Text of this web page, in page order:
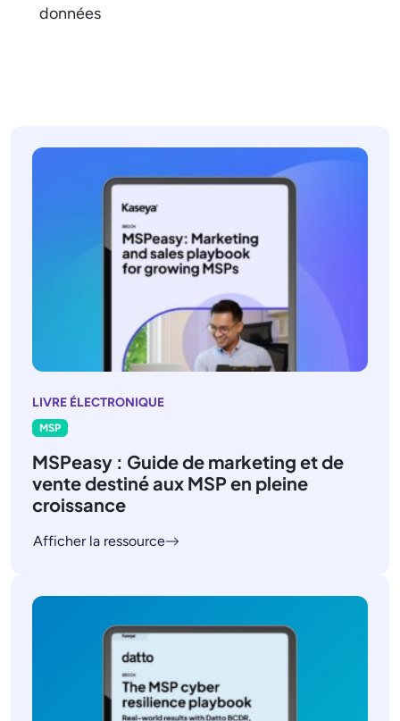
données
LIVRE ÉLECTRONIQUE
MSP
MSPeasy : Guide de marketing et de
vente destiné aux MSP en pleine
croissance
Afficher la ressource